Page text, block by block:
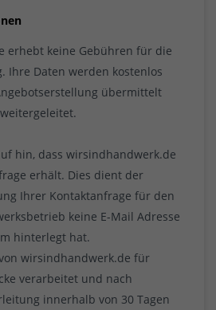
erhebt keine Gebühren für die
Ihre Daten werden kostenlos
übermittelt
hin, dass wirsindhandwerk.de
erhält. Dies dient der
Ihrer Kontaktanfrage für den
keine E-Mail Adresse
hinterlegt hat.
wirsindhandwerk.de für
verarbeitet und nach
innerhalb von 30 Tagen